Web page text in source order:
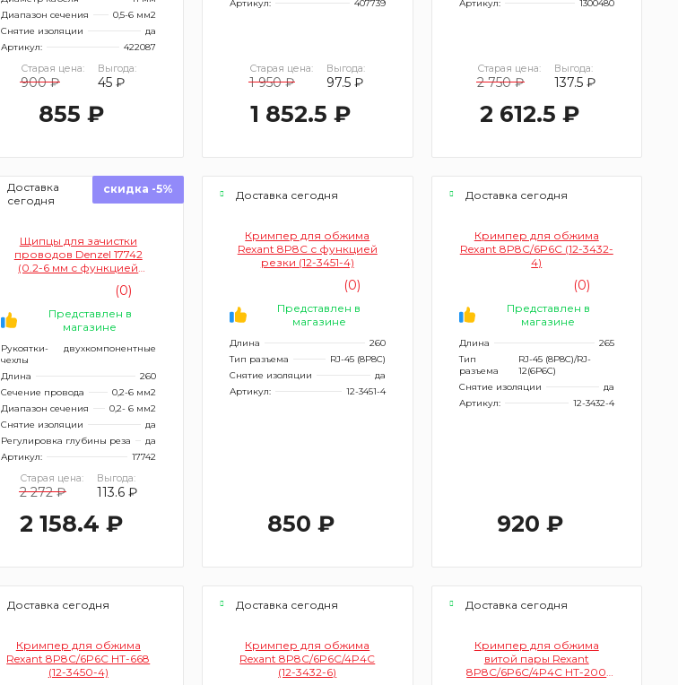
Диапазон сечения
0,5-6 мм2
Снятие изоляции
да
Артикул:
422087
Старая цена:
900 ₽
Выгода:
45 ₽
855 ₽
Артикул:
407739
Старая цена:
1 950 ₽
Выгода:
97.5 ₽
1 852.5 ₽
Артикул:
1300480
Старая цена:
2 750 ₽
Выгода:
137.5 ₽
2 612.5 ₽
Доставка
сегодня
скидка -5%
Щипцы для зачистки
проводов Denzel 17742
(0.2-6 мм с функцией
(0)
Представлен в
магазине
Рукоятки-
чехлы
двухкомпонентные
Длина
260
Сечение провода
0,2-6 мм2
Диапазон сечения
0,2- 6 мм2
Снятие изоляции
да
Регулировка глубины реза
да
Артикул:
17742
Старая цена:
2 272 ₽
Выгода:
113.6 ₽
2 158.4 ₽
Доставка сегодня
Кримпер для обжима
Rexant 8P8C с функцией
резки (12-3451-4)
(0)
Представлен в
магазине
Длина
260
Тип разъема
RJ-45 (8P8C)
Снятие изоляции
да
Артикул:
12-3451-4
850 ₽
Доставка сегодня
Кримпер для обжима
Rexant 8P8C/6P6C (12-3432-
4)
(0)
Представлен в
магазине
Длина
265
Тип
разъема
RJ-45 (8P8C)/RJ-
12(6P6C)
Снятие изоляции
да
Артикул:
12-3432-4
920 ₽
Доставка сегодня
Кримпер для обжима
Rexant 8P8C/6P6C HT-668
(12-3450-4)
Доставка сегодня
Кримпер для обжима
Rexant 8P8C/6P6C/4P4C
(12-3432-6)
Доставка сегодня
Кримпер для обжима
витой пары Rexant
8P8C/6P6C/4P4C HT-200